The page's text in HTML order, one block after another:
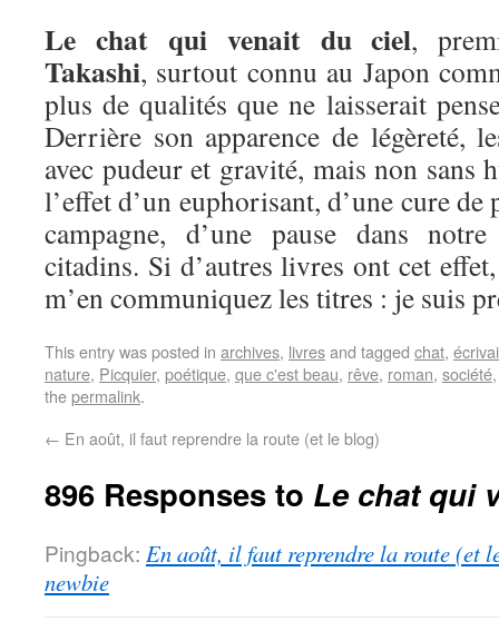
Le chat qui venait du ciel,
Takashi, surtout connu au Japon
plus de qualités que ne laisserait
Derrière son apparence de légèreté,
avec pudeur et gravité, mais non sans
l’effet d’un euphorisant, d’une cure de
campagne, d’une pause dans
citadins. Si d’autres livres ont cet
m’en communiquez les titres : je suis
This entry was posted in archives, livresand tagged chat,
nature, Picquier, poétique, que c'est beau, rêve, roman, société
thepermalink.
← En août, il faut reprendre la route (et le blog)
896 Responses to Le chat qui
Pingback: En août, il faut reprendre la route (et
newbie